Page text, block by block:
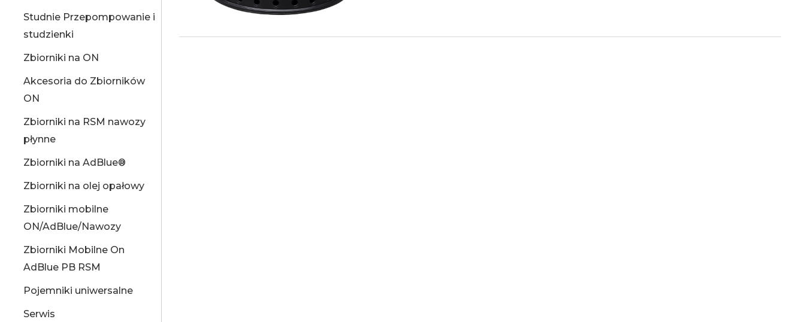
Studnie Przepompowanie i
studzienki
Zbiorniki na ON
Akcesoria do Zbiorników
ON
Zbiorniki na RSM nawozy
płynne
Zbiorniki na AdBlue®
Zbiorniki na olej opałowy
Zbiorniki mobilne
ON/AdBlue/Nawozy
Zbiorniki Mobilne On
AdBlue PB RSM
Pojemniki uniwersalne
Serwis